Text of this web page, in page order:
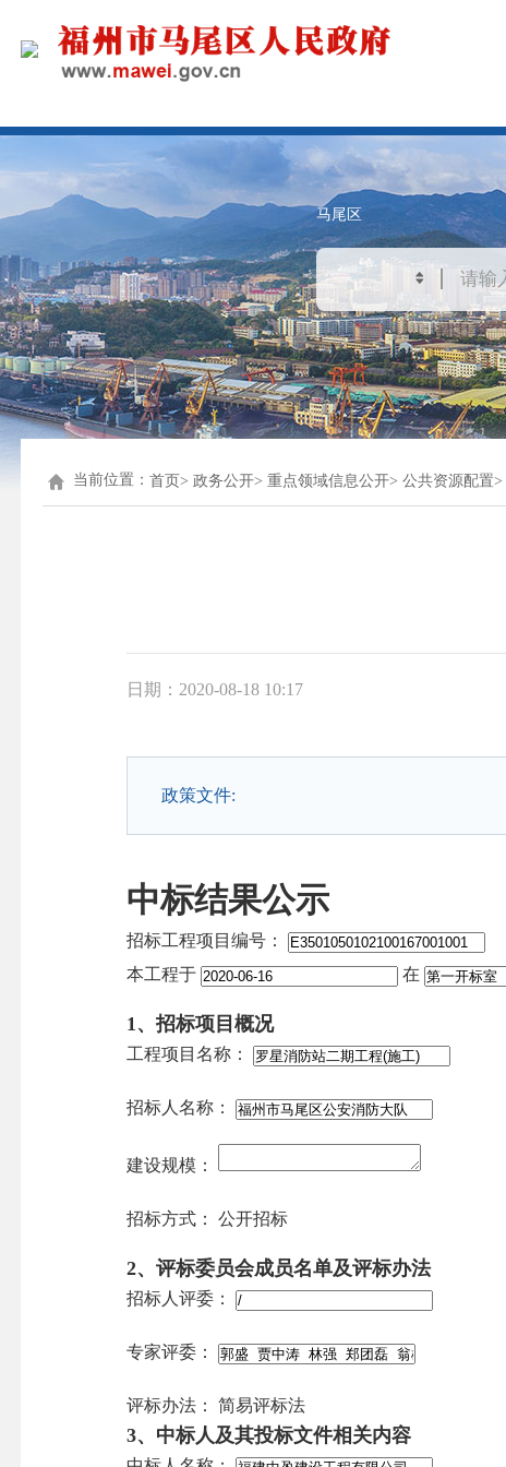
马尾区
当前位置：首页 政务公开 重点领域信息公开 公共资源配置
日期：2020-08-18 10:17
政策文件:
中标结果公示
招标工程项目编号：
本工程于
在
1、招标项目概况
工程项目名称：
招标人名称：
建设规模：
招标方式： 公开招标
2、评标委员会成员名单及评标办法
招标人评委：
专家评委：
评标办法： 简易评标法
3、中标人及其投标文件相关内容